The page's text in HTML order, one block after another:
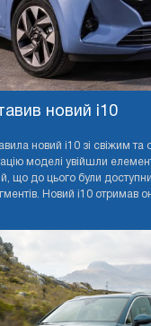
новий i10
новий i10 зі свіжим та
моделі увійшли
що до цього були
Новий i10 отримав